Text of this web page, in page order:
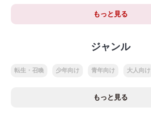
もっと見る
ジャンル
転生・召喚 少年向け 青年向け 大人向け
もっと見る